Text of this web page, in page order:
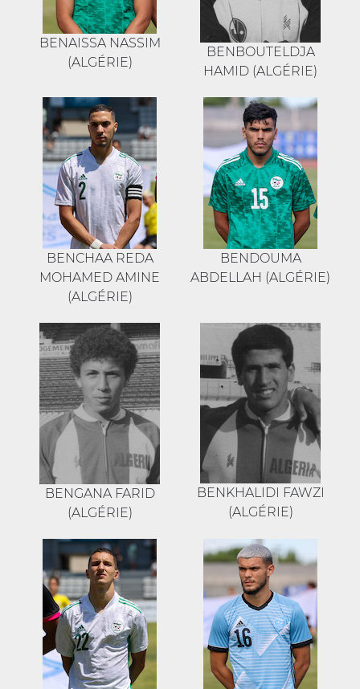
BENAISSA NASSIM
(ALGÉRIE)
BENBOUTELDJA
HAMID (ALGÉRIE)
BENCHAA REDA
MOHAMED AMINE
(ALGÉRIE)
BENDOUMA
ABDELLAH (ALGÉRIE)
BENGANA FARID
(ALGÉRIE)
BENKHALIDI FAWZI
(ALGÉRIE)